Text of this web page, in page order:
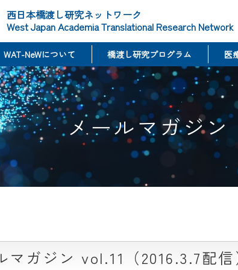
西日本橋渡し研究ネットワーク
West Japan Academia Translational Research Network
WAT-NeWについて 橋渡し研究プログラム 医
メールマガジン
ガジン vol.11（2016.3.7配信